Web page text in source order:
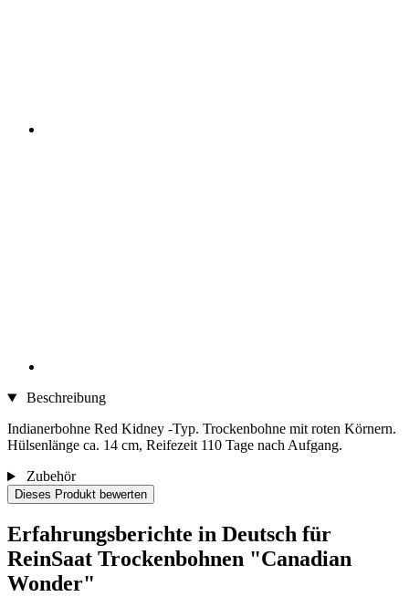
Beschreibung
Indianerbohne Red Kidney -Typ. Trockenbohne mit roten Körnern.
Hülsenlänge ca. 14 cm, Reifezeit 110 Tage nach Aufgang.
Zubehör
Dieses Produkt bewerten
Erfahrungsberichte in Deutsch für
ReinSaat Trockenbohnen "Canadian
Wonder"